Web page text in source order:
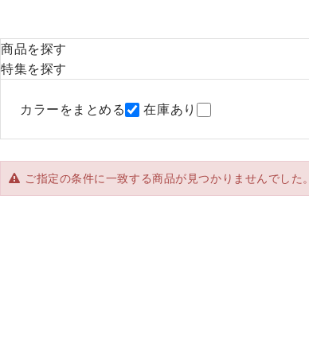
商品を探す
特集を探す
カラーをまとめる 在庫あり
ご指定の条件に一致する商品が見つかりませんでした。